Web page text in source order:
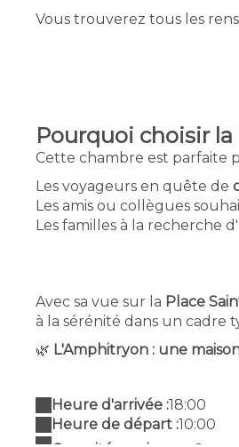
Vous trouverez tous les
Pourquoi choisir
Cette chambre est parfaite
Les voyageurs en quête de
Les amis ou collègues
Les familles à la recherche
Avec sa vue sur la Place
à la sérénité dans un cadre
🌿 L'Amphitryon : une
Heure d'arrivée :18:00
Heure de départ :10:00